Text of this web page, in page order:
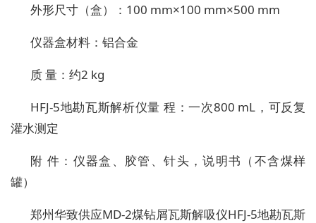
外形尺寸（盒）：100 mm×100 mm×500 mm
仪器盒材料：铝合金
质 量：约2 kg
HFJ-5地勘瓦斯解析仪量 程：一次800 mL，可反复
灌水测定
附 件：仪器盒、胶管、针头，说明书（不含煤样
罐）
郑州华致供应MD-2煤钻屑瓦斯解吸仪HFJ-5地勘瓦斯